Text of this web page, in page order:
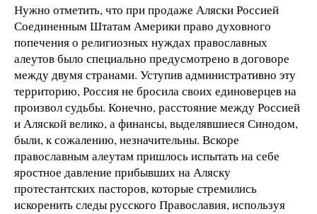
Нужно отметить, что при продаже Аляски Россией
Соединенным Штатам Америки право духовного
попечения о религиозных нуждах православных
алеутов было специально предусмотрено в договоре
между двумя странами. Уступив административно эту
территорию, Россия не бросила своих единоверцев на
произвол судьбы. Конечно, расстояние между Россией
и Аляской велико, а финансы, выделявшиеся Синодом,
были, к сожалению, незначительны. Вскоре
православным алеутам пришлось испытать на себе
яростное давление прибывших на Аляску
протестантских пасторов, которые стремились
искоренить следы русского Православия, используя